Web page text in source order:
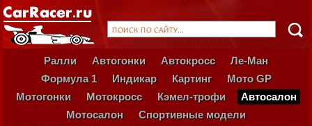
Ралли Автогонки Автокросс
Ле-Ман
Формула 1
Индикар Картинг
Мото GP
Мотогонки
Мотокросс Кэмел-трофи
Автосалон
Мотосалон
Спортивные модели